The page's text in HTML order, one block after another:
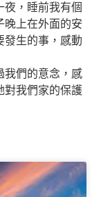
夜，睡前我有個
晚上在外面的安
發生的事，感動
我們的意念，感
對我們家的保護